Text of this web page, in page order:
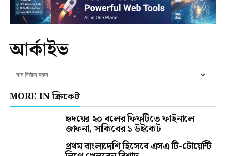
আর্কাইভ
MORE IN ক্রিকেট
হৃদয়ের ২০ বলের ফিফটিতে ফাইনালে
জাফনা, সাকিবের ১ উইকেট
প্রথম বাংলাদেশি হিসেবে এসএ টি-টোয়েন্টি